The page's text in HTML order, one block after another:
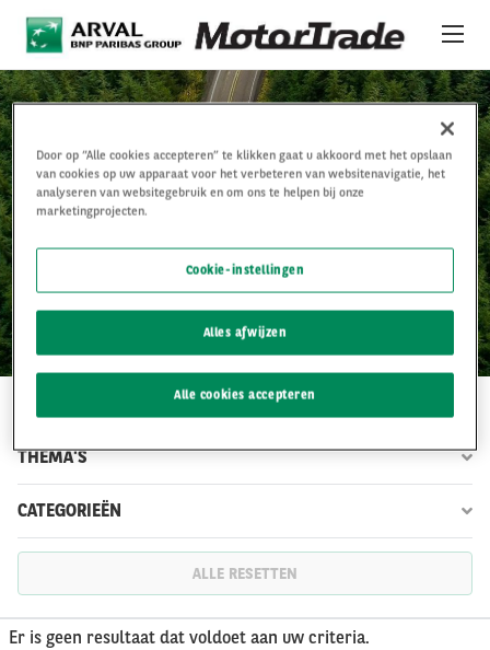
Overslaan en naar de inhoud gaan
THEMA'S
CATEGORIEËN
ALLE RESETTEN
Er is geen resultaat dat voldoet aan uw criteria.
PLATFORM 24/7
VOERTUIGEN
OVER ONS
Door op “Alle cookies accepteren” te klikken gaat u akkoord met het opslaan
van cookies op uw apparaat voor het verbeteren van websitenavigatie, het
analyseren van websitegebruik en om ons te helpen bij onze
marketingprojecten.
Cookie-instellingen
Alles afwijzen
Alle cookies accepteren